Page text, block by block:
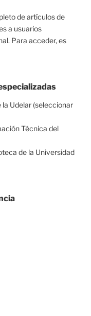
de artículos de
a usuarios
Para acceder, es
Udelar (seleccionar
Técnica del
de la Universidad